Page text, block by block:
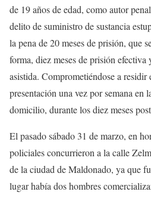
de 19 años de edad, como autor
delito de suministro de sustancia
la pena de 20 meses de prisión, que
forma, diez meses de prisión efectiva
asistida. Comprometiéndose a
presentación una vez por semana en
domicilio, durante los diez meses
El pasado sábado 31 de marzo, en
policiales concurrieron a la calle
de la ciudad de Maldonado, ya que
lugar había dos hombres